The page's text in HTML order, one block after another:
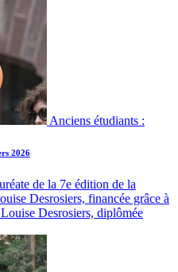
Anciens étudiants :
2026
de la 7e édition de la
Desrosiers, financée grâce à
Desrosiers, diplômée